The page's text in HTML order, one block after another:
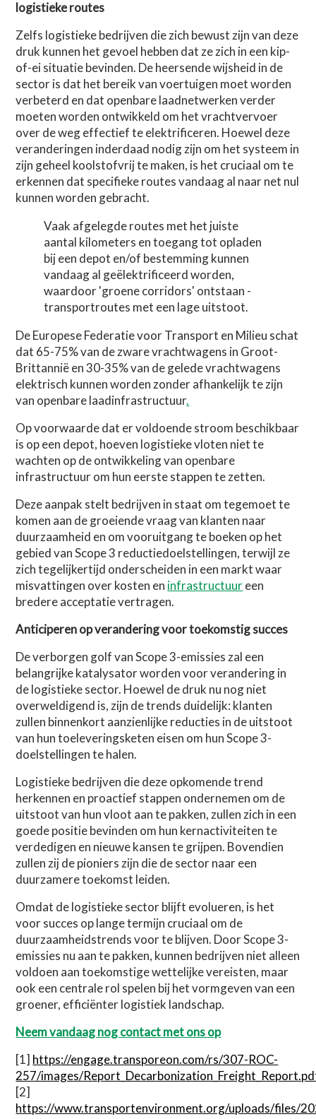
logistieke routes
Zelfs logistieke bedrijven die zich bewust zijn van deze
druk kunnen het gevoel hebben dat ze zich in een kip-
of-ei situatie bevinden. De heersende wijsheid in de
sector is dat het bereik van voertuigen moet worden
verbeterd en dat openbare laadnetwerken verder
moeten worden ontwikkeld om het vrachtvervoer
over de weg effectief te elektrificeren. Hoewel deze
veranderingen inderdaad nodig zijn om het systeem in
zijn geheel koolstofvrij te maken, is het cruciaal om te
erkennen dat specifieke routes vandaag al naar net nul
kunnen worden gebracht.
Vaak afgelegde routes met het juiste
aantal kilometers en toegang tot opladen
bij een depot en/of bestemming kunnen
vandaag al geëlektrificeerd worden,
waardoor 'groene corridors' ontstaan -
transportroutes met een lage uitstoot.
De Europese Federatie voor Transport en Milieu schat
dat 65-75% van de zware vrachtwagens in Groot-
Brittannië en 30-35% van de gelede vrachtwagens
elektrisch kunnen worden zonder afhankelijk te zijn
van openbare laadinfrastructuur.
Op voorwaarde dat er voldoende stroom beschikbaar
is op een depot, hoeven logistieke vloten niet te
wachten op de ontwikkeling van openbare
infrastructuur om hun eerste stappen te zetten.
Deze aanpak stelt bedrijven in staat om tegemoet te
komen aan de groeiende vraag van klanten naar
duurzaamheid en om vooruitgang te boeken op het
gebied van Scope 3 reductiedoelstellingen, terwijl ze
zich tegelijkertijd onderscheiden in een markt waar
misvattingen over kosten en infrastructuureen
bredere acceptatie vertragen.
Anticiperen op verandering voor toekomstig succes
De verborgen golf van Scope 3-emissies zal een
belangrijke katalysator worden voor verandering in
de logistieke sector. Hoewel de druk nu nog niet
overweldigend is, zijn de trends duidelijk: klanten
zullen binnenkort aanzienlijke reducties in de uitstoot
van hun toeleveringsketen eisen om hun Scope 3-
doelstellingen te halen.
Logistieke bedrijven die deze opkomende trend
herkennen en proactief stappen ondernemen om de
uitstoot van hun vloot aan te pakken, zullen zich in een
goede positie bevinden om hun kernactiviteiten te
verdedigen en nieuwe kansen te grijpen. Bovendien
zullen zij de pioniers zijn die de sector naar een
duurzamere toekomst leiden.
Omdat de logistieke sector blijft evolueren, is het
voor succes op lange termijn cruciaal om de
duurzaamheidstrends voor te blijven. Door Scope 3-
emissies nu aan te pakken, kunnen bedrijven niet alleen
voldoen aan toekomstige wettelijke vereisten, maar
ook een centrale rol spelen bij het vormgeven van een
groener, efficiënter logistiek landschap.
Neem vandaag nog contact met ons op
[1] https://engage.transporeon.com/rs/307-ROC-
257/images/
[2]
https://www.transportenvironment.org/uploads/files/